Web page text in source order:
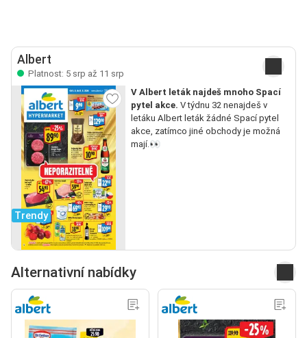
Albert
Platnost: 5 srp až 11 srp
Trendy
V Albert leták najdeš mnoho Spací
pytel akce. V týdnu 32 nenajdeš v
letáku Albert leták žádné Spací pytel
akce, zatímco jiné obchody je možná
mají.👀
Alternativní nabídky